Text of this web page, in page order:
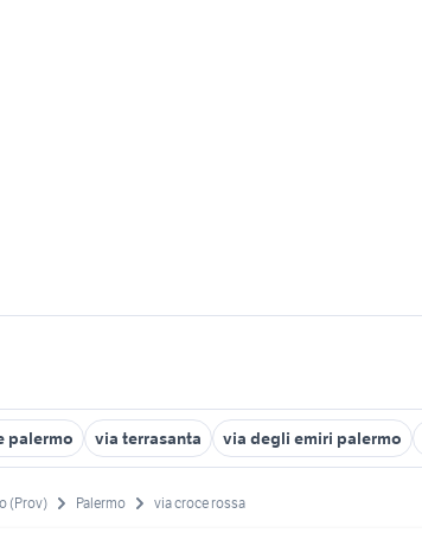
palermo via terrasanta via degli emiri palermo
(Prov) Palermo via croce rossa